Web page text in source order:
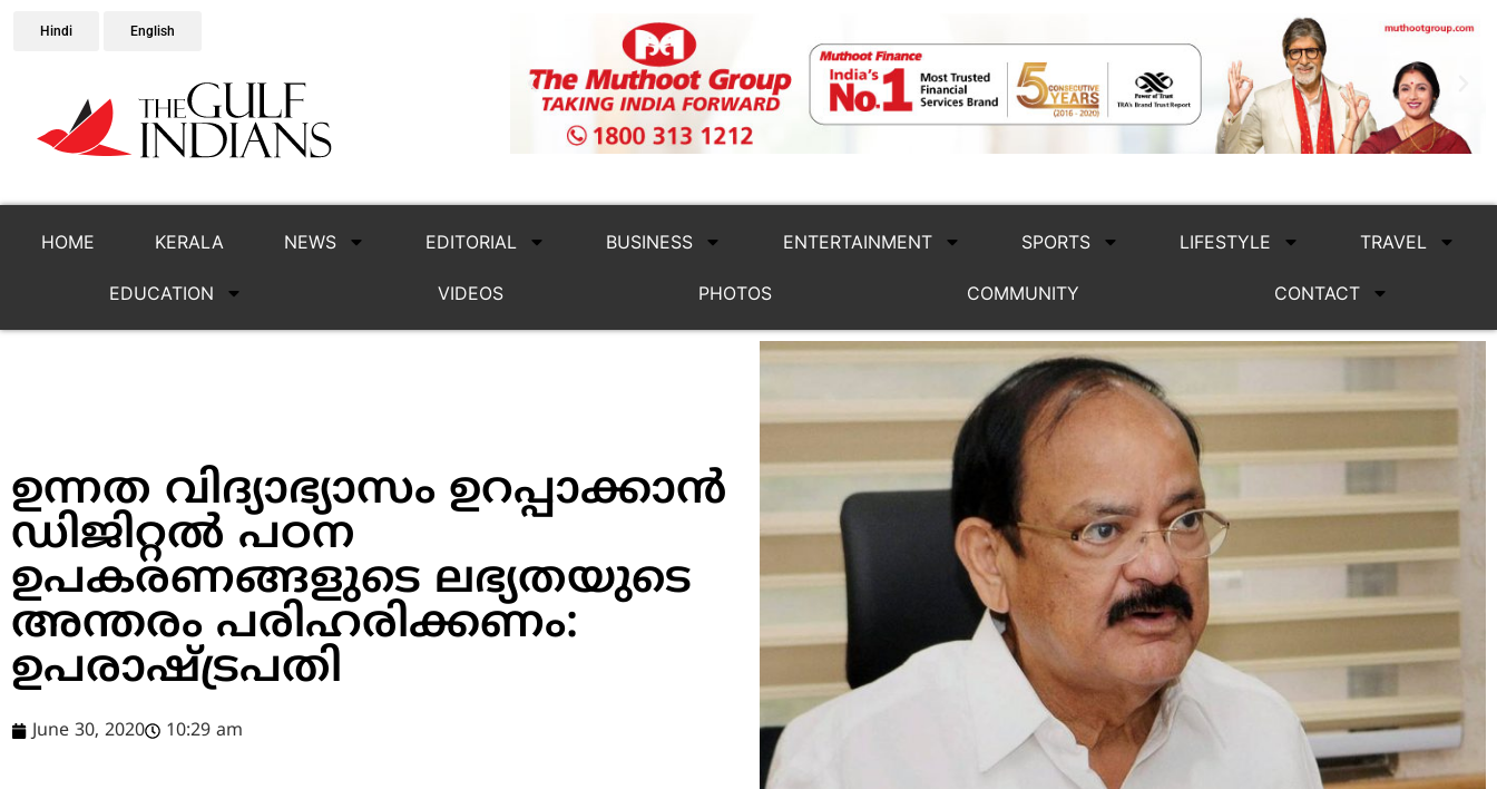
Hindi English
HOME KERALA NEWS EDITORIAL BUSINESS ENTERTAINMENT SPORTS LIFESTYLE TRAVEL
EDUCATION VIDEOS PHOTOS COMMUNITY CONTACT
ഉന്നത വിദ്യാഭ്യാസം ഉറപ്പാക്കാന്‍
ഡിജിറ്റല്‍ പഠന
ഉപകരണങ്ങളുടെ ലഭ്യതയുടെ
അന്തരം പരിഹരിക്കണം:
ഉപരാഷ്ട്രപതി
June 30, 2020 10:29 am